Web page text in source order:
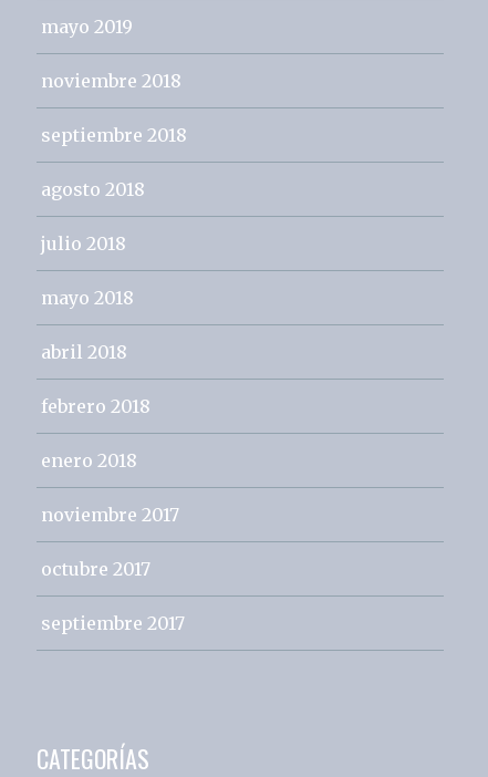
mayo 2019
noviembre 2018
septiembre 2018
agosto 2018
julio 2018
mayo 2018
abril 2018
febrero 2018
enero 2018
noviembre 2017
octubre 2017
septiembre 2017
CATEGORÍAS